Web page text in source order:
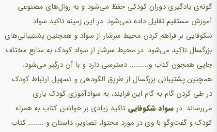
گونه‌ی یادگیری دوران کودکی حفظ می‌شود و به روال‌های مصنوعی
آموزش مستقیم تقلیل داده نمی‌شود. در این زمینه تاکید سواد
شکوفایی بر فراهم کردن محیط سرشار از سواد و همچنین پشتیبانی‌های
بزرگسال تاکید می‌شود. در محیط سرشار از سواد کودک به منابع مختلف
چاپی همچون کتاب و.......... دسترسی دارد و با آن درگیر می‌شود.
همچنین پشتیبانی بزرگسال از طریق الگودهی و تسهیل ارتباط کودک
در طی کردن گام به گام این فرایند، به سوادآموزی کودک یاری
می‌رساند. در سواد شکوفایی تاکید زیادی بر خواندن کتاب به همراه
کودک و گفت‌وگو با وی در مورد محتوا، تصاویر، داستان و ........ کتاب